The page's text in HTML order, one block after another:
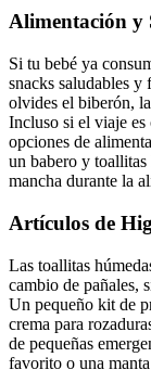
Alimentación y
Si tu bebé ya
snacks saludables y
olvides el biberón,
Incluso si el viaje es
opciones de
un babero y
mancha durante la
Artículos de
Las toallitas
cambio de pañales,
Un pequeño kit de
crema para
de pequeñas
favorito o una